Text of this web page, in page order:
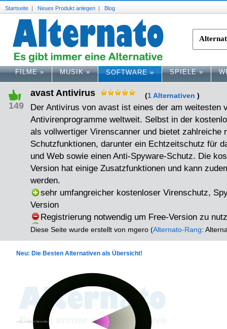
Startseite | Neues Produkt anlegen | Blog
FILME» MUSIK» SOFTWARE» SPIELE»
149
avast Antivirus (1 Alternativen )
Der Antivirus von avast ist eines der am weitesten
Antivirenprogramme weltweit. Selbst in der
als vollwertiger Virenscanner und bietet zahlreiche
Schutzfunktionen, darunter ein Echtzeitschutz für
und Web sowie einen Anti-Spyware-Schutz. Die
Version hat einige Zusatzfunktionen und kann
werden.
sehr umfangreicher kostenloser Virenschutz,
Version
Registrierung notwendig um Free-Version zu
Diese Seite wurde erstellt von mgero (Alternato-Rang:
Neu: Die Besten Alternativen als Übersicht!